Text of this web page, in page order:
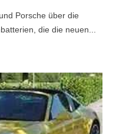
Porsche über die
die die neuen...